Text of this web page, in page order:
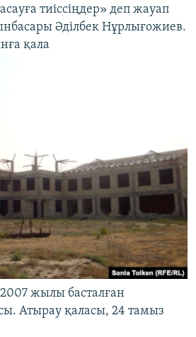
тиіссіңдер» деп жауап
Әділбек Нұрлығожиев.
қала
жылы басталған
Атырау қаласы, 24 тамыз